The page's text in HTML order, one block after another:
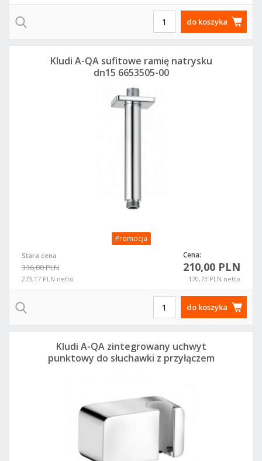
do koszyka
Promocja
Stara cena
336,00 PLN
273,17 PLN netto
Cena:
210,00 PLN
170,73 PLN netto
Kludi A-QA sufitowe ramię natrysku
dn15 6653505-00
do koszyka
Kludi A-QA zintegrowany uchwyt
punktowy do słuchawki z przyłączem